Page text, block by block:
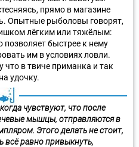
прямо в магазине
Опытные рыболовы говорят,
лёгким или тяжёлым:
позволяет быстрее к нему
им в условиях ловли.
что в твиче приманка и так
удочку.
чувствуют, что после
мышцы, отправляются в
Этого делать не стоит,
всё равно привыкнуть,